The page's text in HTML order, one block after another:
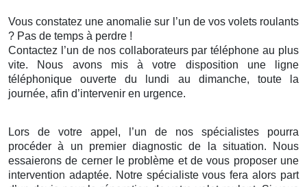
Vous constatez une anomalie sur l’un de vos volets roulants
? Pas de temps à perdre !
Contactez l’un de nos collaborateurs par téléphone au plus
vite. Nous avons mis à votre disposition une ligne
téléphonique ouverte du lundi au dimanche, toute la
journée, afin d’intervenir en urgence.
Lors de votre appel, l’un de nos spécialistes pourra
procéder à un premier diagnostic de la situation. Nous
essaierons de cerner le problème et de vous proposer une
intervention adaptée. Notre spécialiste vous fera alors part